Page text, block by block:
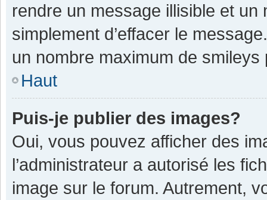
rendre un message illisible et
simplement d’effacer le
un nombre maximum de smileys
Haut
Puis-je publier des images?
Oui, vous pouvez afficher des
l’administrateur a autorisé les
image sur le forum. Autrement,